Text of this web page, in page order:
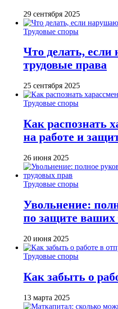
29 сентября 2025
Трудовые споры
Что делать,
трудовые права
25 сентября 2025
Трудовые споры
Как распознать
на работе и
26 июня 2025
Трудовые споры
Увольнение:
по защите ваших
20 июня 2025
Трудовые споры
Как забыть о
13 марта 2025